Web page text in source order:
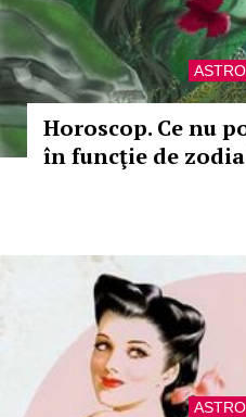
Horoscop. Ce nu
în funcţie de